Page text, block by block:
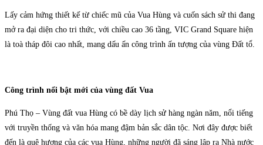
Lấy cảm hứng thiết kế từ chiếc mũ của Vua Hùng và cuốn sách sử thi đang
mở ra đại diện cho tri thức, với chiều cao 36 tầng, VIC Grand Square hiện
là toà tháp đôi cao nhất, mang dấu ấn công trình ấn tượng của vùng Đất tổ.
Công trình nổi bật mới của vùng đất Vua
Phú Thọ – Vùng đất vua Hùng có bề dày lịch sử hàng ngàn năm, nổi tiếng
với truyền thống và văn hóa mang đậm bản sắc dân tộc. Nơi đây được biết
đến là quê hương của các vua Hùng, những người đã sáng lập ra Nhà nước